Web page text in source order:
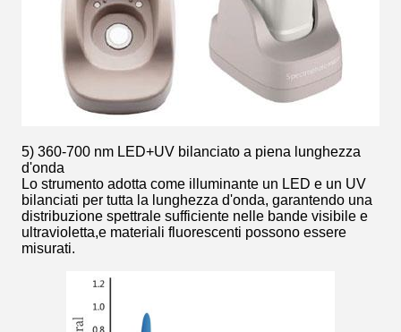
5) 360-700 nm LED+UV bilanciato a piena lunghezza
d'onda
Lo strumento adotta come illuminante un LED e un UV
bilanciati per tutta la lunghezza d'onda, garantendo una
distribuzione spettrale sufficiente nelle bande visibile e
ultravioletta,e materiali fluorescenti possono essere
misurati.